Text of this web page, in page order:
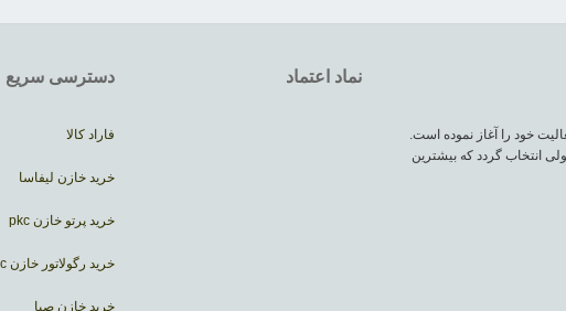
خود را آغاز نموده است.
انتخاب گردد که بیشترین
نماد اعتماد دسترسی سریع
فاراد کالا
خرید خازن لیفاسا
خرید پرتو خازن pkc
خرید رگولاتور خازن pkc
خرید خازن صبا